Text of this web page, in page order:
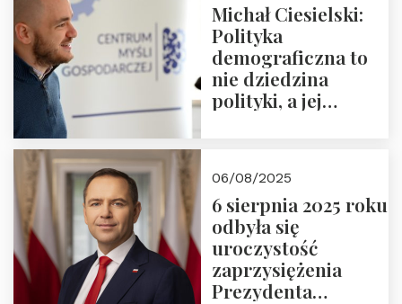
Michał Ciesielski:
Polityka
demograficzna to
nie dziedzina
polityki, a jej
06/08/2025
6 sierpnia 2025 roku
odbyła się
uroczystość
zaprzysiężenia
Prezydenta